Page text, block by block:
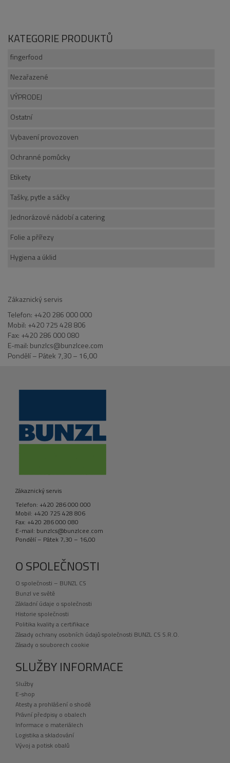
KATEGORIE PRODUKTŮ
fingerfood
Nezařazené
VÝPRODEJ
Ostatní
Vybavení provozoven
Ochranné pomůcky
Etikety
Tašky, pytle a sáčky
Jednorázové nádobí a catering
Folie a přířezy
Hygiena a úklid
Zákaznický servis
Telefon: +420 286 000 000
Mobil: +420 725 428 806
Fax: +420 286 000 080
E-mail: bunzlcs@bunzlcee.com
Pondělí – Pátek 7,30 – 16,00
Zákaznický servis
Telefon: +420 286 000 000
Mobil: +420 725 428 806
Fax: +420 286 000 080
E-mail: bunzlcs@bunzlcee.com
Pondělí – Pátek 7,30 – 16,00
O SPOLEČNOSTI
O společnosti – BUNZL CS
Bunzl ve světě
Základní údaje o společnosti
Historie společnosti
Politika kvality a certifikace
Zásady ochrany osobních údajů společnosti BUNZL CS S.R.O.
Zásady o souborech cookie
SLUŽBY INFORMACE
Služby
E-shop
Atesty a prohlášení o shodě
Právní předpisy o obalech
Informace o materiálech
Logistika a skladování
Vývoj a potisk obalů